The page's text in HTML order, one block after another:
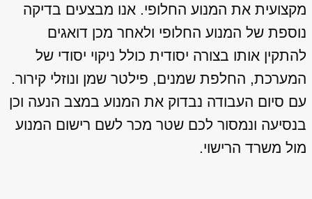
מקצועית את המנוע החלופי. אנו מבצעים בדיקה
נוספת של המנוע החלופי ולאחר מכן דואגים
להתקין אותו בצורה יסודית כולל ניקוי יסודי של
המערכת, החלפת שמנים, פילטר שמן ונוזלי קירור.
עם סיום העבודה נבדוק את המנוע במצב הנעה וכן
בנסיעה ונמסור לכם שטר מכר לשם רישום המנוע
מול משרד הרישוי.